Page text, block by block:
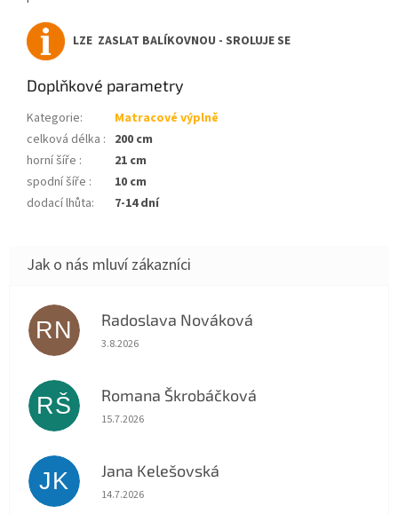
LZE ZASLAT BALÍKOVNOU - SROLUJE SE
Doplňkové parametry
Kategorie:
Matracové výplně
celková délka : 200 cm
horní šíře :
21 cm
spodní šíře :
10 cm
dodací lhůta: 7-14 dní
RN Radoslava Nováková
Hodnocení obchodu je 5 z 5 hvězdiček.
3.8.2026
RŠ Romana Škrobáčková
Hodnocení obchodu je 5 z 5 hvězdiček.
15.7.2026
JK Jana Kelešovská
Hodnocení obchodu je 5 z 5 hvězdiček.
14.7.2026